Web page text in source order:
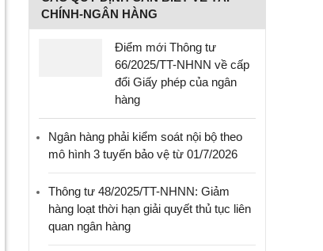
CHÍNH-NGÂN HÀNG
Điểm mới Thông tư
66/2025/TT-NHNN về cấp
đổi Giấy phép của ngân
hàng
Ngân hàng phải kiểm soát nội bộ theo
mô hình 3 tuyến bảo vệ từ 01/7/2026
Thông tư 48/2025/TT-NHNN: Giảm
hàng loạt thời hạn giải quyết thủ tục liên
quan ngân hàng